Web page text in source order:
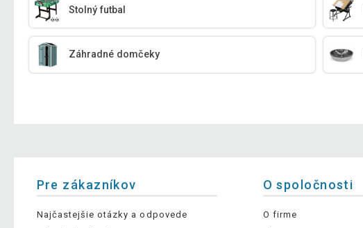
Stolný futbal
Záhradné domčeky
Pre zákazníkov
Najčastejšie otázky a odpovede
O spoločnosti
O firme